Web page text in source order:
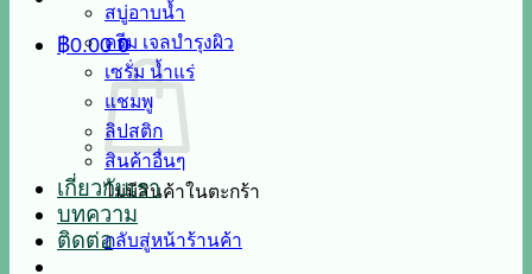
฿0.00 0
ไม่มีสินค้าในตะกร้า
กลับสู่หน้าร้านค้า
สบู่อาบน้ำ
ครีม เจลบำรุงผิว
เซรั่ม น้ำแร่
แชมพู
ลิปสติก
สินค้าอื่นๆ
เกี่ยวกับเรา
บทความ
ติดต่อ